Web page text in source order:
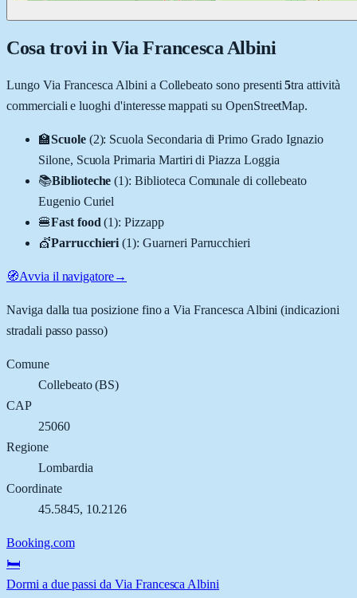
Cosa trovi in Via Francesca Albini
Lungo Via Francesca Albini a Collebeato sono presenti 5tra attività
commerciali e luoghi d'interesse mappati su OpenStreetMap.
🏫Scuole (2): Scuola Secondaria di Primo Grado Ignazio
Silone, Scuola Primaria Martiri di Piazza Loggia
📚Biblioteche (1):Biblioteca Comunale di collebeato
Eugenio Curiel
🍔Fast food (1):Pizzapp
💇Parrucchieri (1):Guarneri Parrucchieri
🧭Avvia il navigatore→
Naviga dalla tua posizione fino aVia Francesca Albini (indicazioni
stradali passo passo)
Comune
Collebeato(BS)
CAP
25060
Regione
Lombardia
Coordinate
45.5845, 10.2126
Booking.com
🛏️
Dormi a due passi da Via Francesca Albini